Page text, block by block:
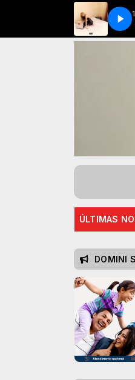
MUSICAS MAIS TOCADAS
Carpenter - Feather (Official
ÚLTIMAS
2026: divulgado resultado de
DOMINI